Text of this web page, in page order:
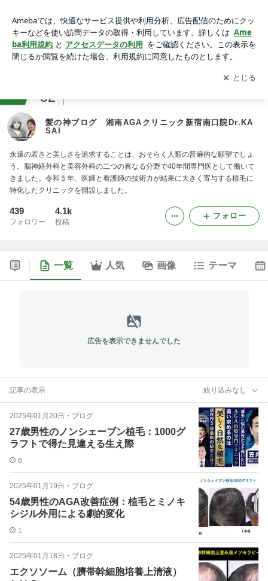
アプリをダウンロードして ブログの更新通知
を受け取りまし
ょう。
開く
52
髪の神ブログ 湘南AGAクリニック新宿南口院Dr.KA
SAI
永遠の若さと美しさを追求することは、おそらく人類の普遍的な願望でしょ
う。脳神経外科と美容外科の二つの異なる分野で40年間専門医として働いて
きました。令和５年、医師と看護師の技術力が結果に大きく寄与する植毛に
特化したクリニックを開設しました。
439
フォロワー
4.1k
投稿
フォロー
一覧 人気 画像 テーマ
広告を表示できませんでした
記事の表示 絞り込みなし
2025年01月20日 ・ ブログ
27歳男性のノンシェーブン植毛：1000グ
ラフトで得た見違える生え際
6
2025年01月19日 ・ ブログ
54歳男性のAGA改善症例：植毛とミノキ
シジル外用による劇的変化
1
2025年01月18日 ・ ブログ
エクソソーム（臍帯幹細胞培養上清液）